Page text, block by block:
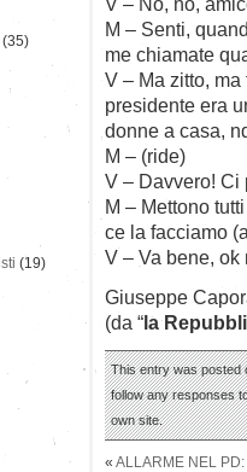
M – Senti,
me chiamate
V – Ma zitto,
presidente era
donne a casa,
M – (ride)
V – Davvero! Ci
M – Mettono
ce la facciamo
V – Va bene,
Giuseppe
(da “la
This entry was posted
follow any responses
own site.
« ALLARME NEL
(35)
(19)